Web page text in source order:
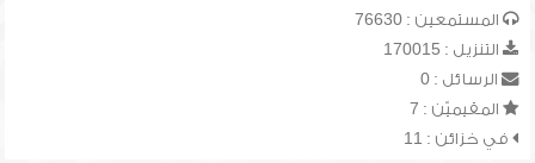
المستمعين : 76630
التنزيل : 170015
الرسائل : 0
المقيميّن : 7
في خزائن : 11